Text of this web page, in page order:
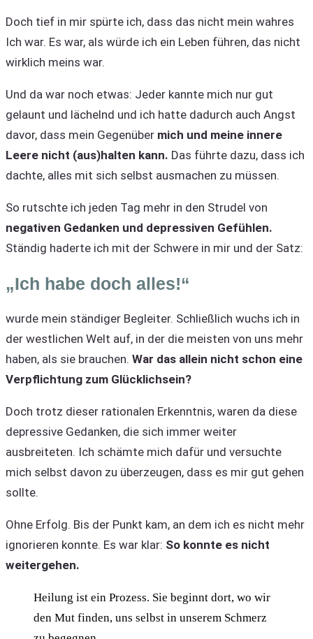
Doch tief in mir spürte ich, dass das nicht mein wahres
Ich war. Es war, als würde ich ein Leben führen, das nicht
wirklich meins war.
Und da war noch etwas: Jeder kannte mich nur gut
gelaunt und lächelnd und ich hatte dadurch auch Angst
davor, dass mein Gegenüber mich und meine innere
Leere nicht (aus)halten kann. Das führte dazu, dass ich
dachte, alles mit sich selbst ausmachen zu müssen.
So rutschte ich jeden Tag mehr in den Strudel von
negativen Gedanken und depressiven Gefühlen.
Ständig haderte ich mit der Schwere in mir und der Satz:
„Ich habe doch alles!“
wurde mein ständiger Begleiter. Schließlich wuchs ich in
der westlichen Welt auf, in der die meisten von uns mehr
haben, als sie brauchen. War das allein nicht schon eine
Verpflichtung zum Glücklichsein?
Doch trotz dieser rationalen Erkenntnis, waren da diese
depressive Gedanken, die sich immer weiter
ausbreiteten. Ich schämte mich dafür und versuchte
mich selbst davon zu überzeugen, dass es mir gut gehen
sollte.
Ohne Erfolg. Bis der Punkt kam, an dem ich es nicht mehr
ignorieren konnte. Es war klar: So konnte es nicht
weitergehen.
Heilung ist ein Prozess. Sie beginnt dort, wo wir
den Mut finden, uns selbst in unserem Schmerz